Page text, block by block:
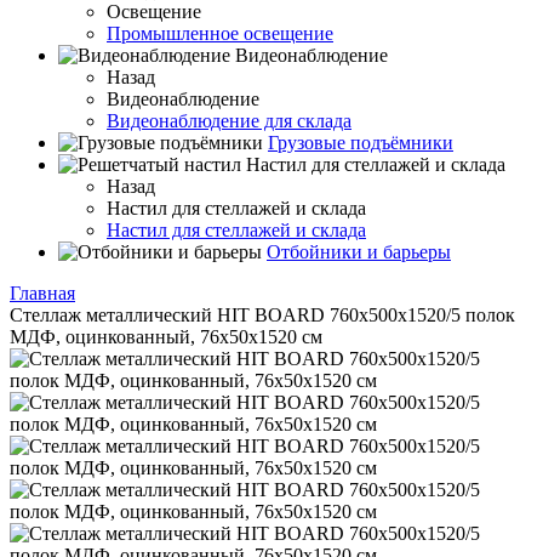
Освещение
Промышленное освещение
Видеонаблюдение
Назад
Видеонаблюдение
Видеонаблюдение для склада
Грузовые подъёмники
Настил для стеллажей и склада
Назад
Настил для стеллажей и склада
Настил для стеллажей и склада
Отбойники и барьеры
Главная
Стеллаж металлический HIT BOARD 760х500х1520/5 полок
МДФ, оцинкованный, 76х50х1520 см